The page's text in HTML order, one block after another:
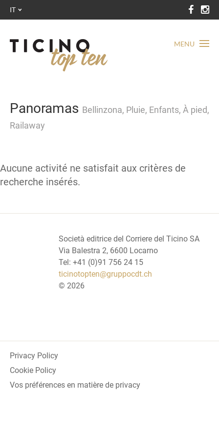
MENU
IT
Panoramas Bellinzona, Pluie, Enfants, À pied,
Railaway
Aucune activité ne satisfait aux critères de
recherche insérés.
Società editrice del Corriere del Ticino SA
Via Balestra 2, 6600 Locarno
Tel: +41 (0)91 756 24 15
ticinotopten@gruppocdt.ch
© 2026
Privacy Policy
Cookie Policy
Vos préférences en matière de privacy